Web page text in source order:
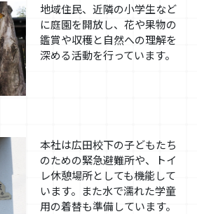
地域住民、近隣の小学生など
に庭園を開放し、花や果物の
鑑賞や収穫と自然への理解を
深める活動を行っています。
本社は広田校下の子どもたち
のための緊急避難所や、トイ
レ休憩場所としても機能して
います。また水で濡れた学童
用の着替も準備しています。